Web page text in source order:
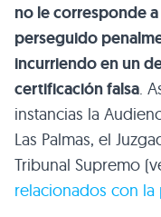
no le corresponde
perseguido
incurriendo en un
certificación falsa.
instancias la
Las Palmas, el
Tribunal Supremo
relacionados con la